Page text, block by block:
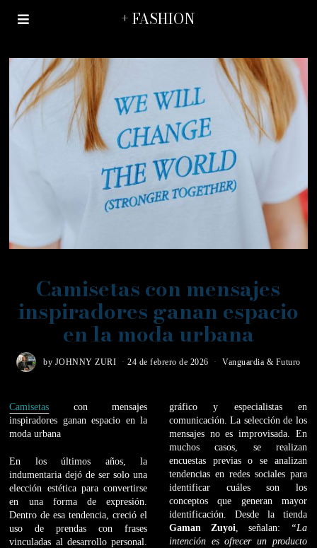
+ FASHION
Camisetas con mensajes
inspiradores ganan espacio
en la moda urbana
by JOHNNY ZURI 24 de febrero de 2026 Vanguardia & Futuro
Camisetas con mensajes
inspiradores ganan espacio en la
moda urbana
En los últimos años, la
indumentaria dejó de ser solo una
elección estética para convertirse
en una forma de expresión.
Dentro de esa tendencia, creció el
uso de prendas con frases
vinculadas al desarrollo personal.
gráfico y especialistas en
comunicación. La selección de los
mensajes no es improvisada. En
muchos casos, se realizan
encuestas previas o se analizan
tendencias en redes sociales para
identificar cuáles son los
conceptos que generan mayor
identificación. Desde la tienda
Gaman Zuyoi , señalan:
“La
intención es ofrecer un producto